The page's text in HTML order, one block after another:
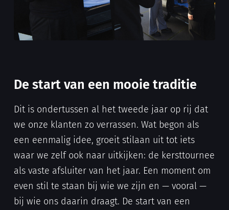
De start van een mooie traditie
Dit is ondertussen al het tweede jaar op rij dat
we onze klanten zo verrassen. Wat begon als
een eenmalig idee, groeit stilaan uit tot iets
waar we zelf ook naar uitkijken: de kersttournee
als vaste afsluiter van het jaar. Een moment om
even stil te staan bij wie we zijn en — vooral —
bij wie ons daarin draagt. De start van een